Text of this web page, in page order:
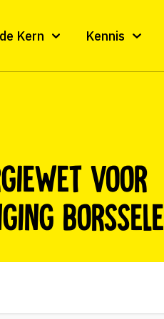
Kern Kennis
voor
Borssele